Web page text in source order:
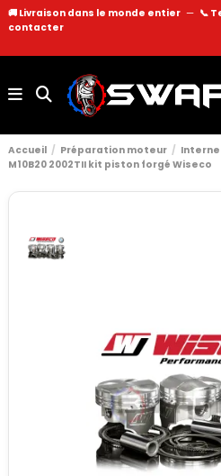
🚚 Livraison dans le monde entier — 📞
contacter
Accueil Préparation moteur
M10B20 2002TII kit piston forgé Wiseco